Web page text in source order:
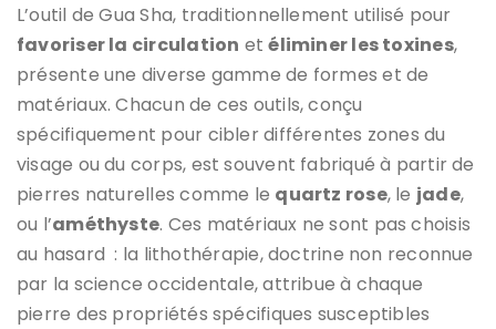
L’outil de Gua Sha, traditionnellement utilisé pour
favoriser la circulation etéliminer les toxines,
présente une diverse gamme de formes et de
matériaux. Chacun de ces outils, conçu
spécifiquement pour cibler différentes zones du
visage ou du corps, est souvent fabriqué à partir de
pierres naturelles comme le quartz rose, le jade,
ou l’améthyste. Ces matériaux ne sont pas choisis
au hasard : la lithothérapie, doctrine non reconnue
par la science occidentale, attribue à chaque
pierre des propriétés spécifiques susceptibles